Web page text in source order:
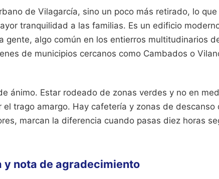
de Vilagarcía, sino un poco más retirado, lo
tranquilidad a las familias. Es un edificio
gente, algo común en los entierros multitudinarios
de municipios cercanos como Cambados o
ánimo. Estar rodeado de zonas verdes y no en
trago amargo. Hay cafetería y zonas de descanso
marcan la diferencia cuando pasas diez horas
y nota de agradecimiento